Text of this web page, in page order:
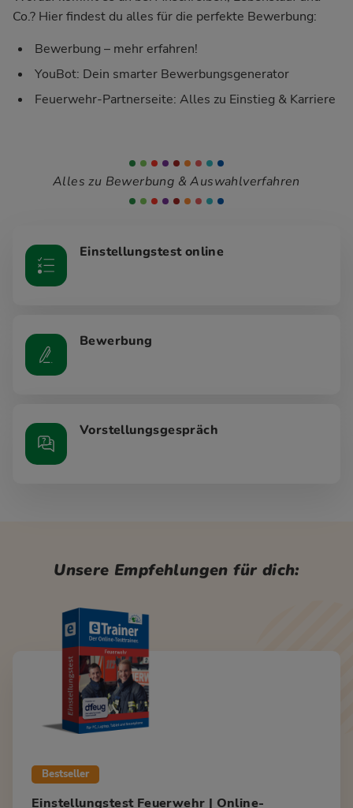
Co.? Hier findest du alles für die perfekte Bewerbung:
Bewerbung – mehr erfahren!
YouBot: Dein smarter Bewerbungsgenerator
Feuerwehr-Partnerseite: Alles zu Einstieg & Karriere
Alles zu Bewerbung & Auswahlverfahren
Einstellungstest online
Bewerbung
Vorstellungsgespräch
Unsere Empfehlungen für dich:
Bestseller
Einstellungstest Feuerwehr | Online-